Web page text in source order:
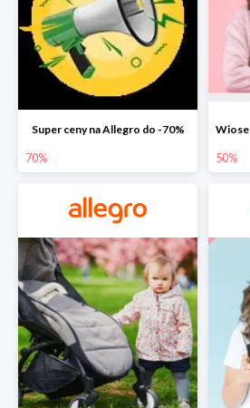
Super ceny na Allegro do -70%
70% 50%